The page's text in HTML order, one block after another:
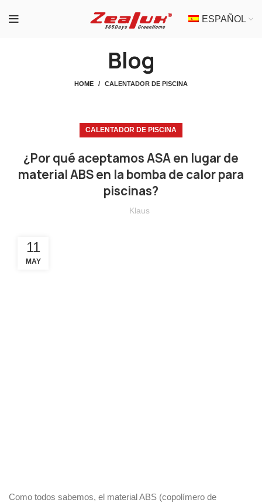
ESPAÑOL
Blog
HOME CALENTADOR DE PISCINA
CALENTADOR DE PISCINA
¿Por qué aceptamos ASA en lugar de
material ABS en la bomba de calor para
piscinas?
Klaus
11
MAY
Como todos sabemos, el material ABS (copolímero de